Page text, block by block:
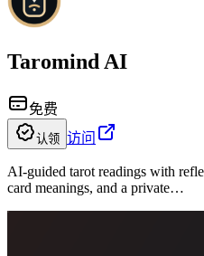
Taromind AI
免费
认领 访问
AI-guided tarot readings with
card meanings, and a private…